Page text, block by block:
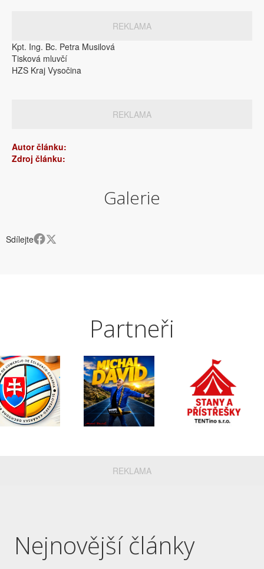
REKLAMA
Kpt. Ing. Bc. Petra Musilová
Tisková mluvčí
HZS Kraj Vysočina
REKLAMA
Autor článku:
Zdroj článku:
Galerie
Sdílejte
Partneři
REKLAMA
Nejnovější články